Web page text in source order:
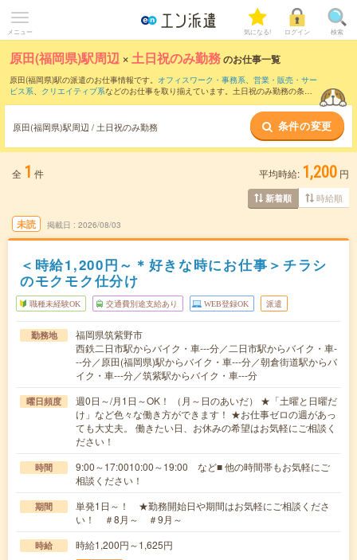
メニュー 気になる! ログイン 検索
原田(福岡県)駅周辺 ×土日祝のみ勤務のお仕事一覧
原田(福岡県)駅の派遣のお仕事情報です。 オフィスワーク・事務系、 営業・販売・サー
ビス系、 クリエイティブ系などのお仕事を取り揃えています。土日祝のみ勤務の条件
原田(福岡県)駅周辺 / 土日祝のみ勤務 条件の変更
全 1 件 平均時給: 1,200 円
新着順 時給順
未読 掲載日 2026/08/03
＜時給1,200円～＊好きな時にお仕事＞チラシ
のモクモク仕分け
職種未経験OK 交通費別途支給あり WEB登録OK 派遣
勤務地
福岡県筑紫野市
西鉄二日市駅からバイク・車---分／二日市駅からバイク・車-
--分／原田(福岡県)駅からバイク・車---分／朝倉街道駅からバ
イク・車---分／筑紫駅からバイク・車---分
曜日頻度
週0日～/月1日～OK！ （月～日のあいだ） ★「土曜と日曜だ
け」など色々な働き方ができます！ ★お仕事ゼロの週があっ
ても大丈夫。 働きたい日、お休みの希望はお気軽にご相談く
ださい！
時間
9:00～17:0010:00～19:00 など■ 他の時間帯もお気軽にご
相談ください！
期間
単発1日～！ ★勤務開始日や期間はお気軽にご相談くださ
い！ ＃8月～ ＃9月～
時給 時給1,200円～1,625円